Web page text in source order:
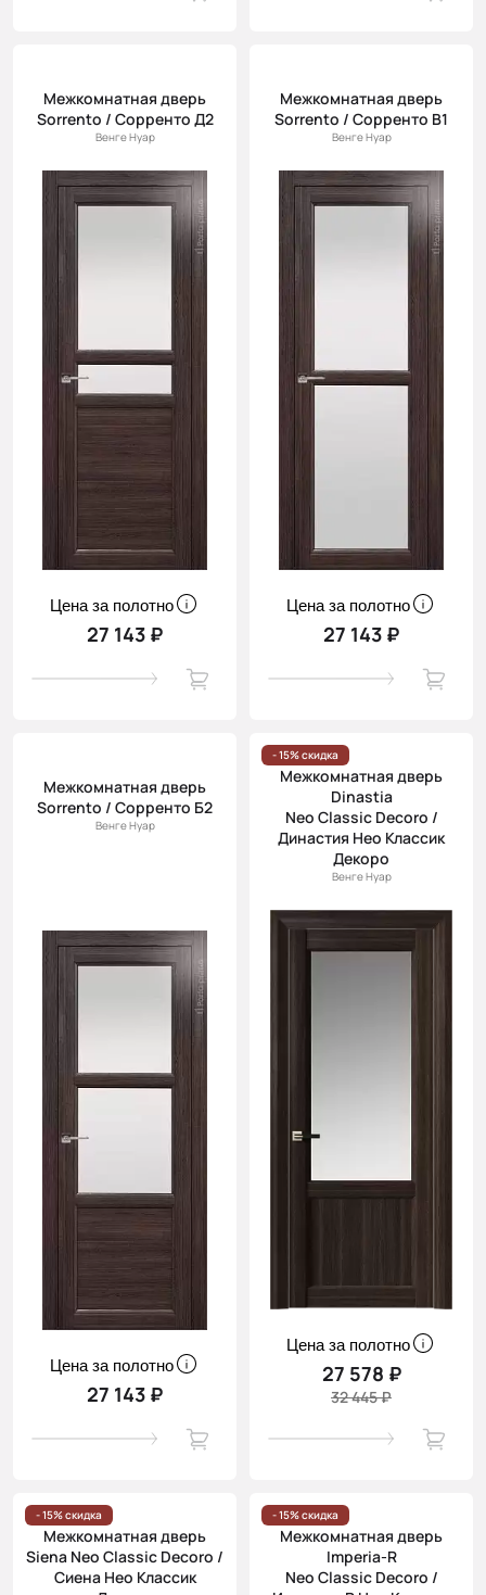
Межкомнатная дверь
Sorrento / Сорренто Д2
Венге Нуар
Цена за полотно
27 143 ₽
Межкомнатная дверь
Sorrento / Сорренто В1
Венге Нуар
Цена за полотно
27 143 ₽
Межкомнатная дверь
Sorrento / Сорренто Б2
Венге Нуар
Цена за полотно
27 143 ₽
- 15% скидка
Межкомнатная дверь
Dinastia
Neo Classic Decoro /
Династия Нео Классик
Декоро
Венге Нуар
Цена за полотно
27 578 ₽
32 445 ₽
- 15% скидка
Межкомнатная дверь
Siena Neo Classic Decoro /
Сиена Нео Классик
- 15% скидка
Межкомнатная дверь
Imperia-R
Neo Classic Decoro /